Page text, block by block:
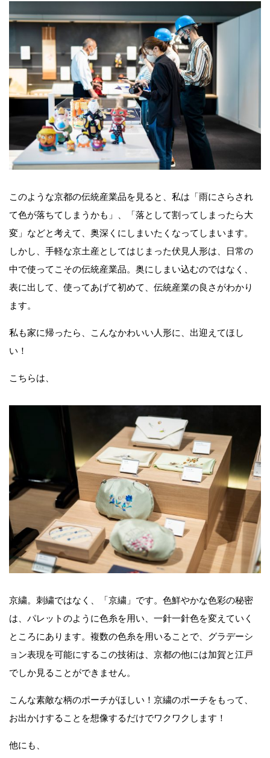
このような京都の伝統産業品を見ると、私は「雨にさらされ
て色が落ちてしまうかも」、「落として割ってしまったら大
変」などと考えて、奥深くにしまいたくなってしまいます。
しかし、手軽な京土産としてはじまった伏見人形は、日常の
中で使ってこその伝統産業品。奥にしまい込むのではなく、
表に出して、使ってあげて初めて、伝統産業の良さがわかり
ます。
私も家に帰ったら、こんなかわいい人形に、出迎えてほし
い！
こちらは、
京繍。刺繍ではなく、「京繍」です。色鮮やかな色彩の秘密
は、パレットのように色糸を用い、一針一針色を変えていく
ところにあります。複数の色糸を用いることで、グラデーシ
ョン表現を可能にするこの技術は、京都の他には加賀と江戸
でしか見ることができません。
こんな素敵な柄のポーチがほしい！京繍のポーチをもって、
お出かけすることを想像するだけでワクワクします！
他にも、